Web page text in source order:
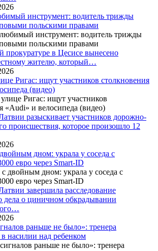
инструмент: водитель трижды
польскими правами
прокуратуре в Цесисе вынесено
жителю, который…
Ригас: ищут участников столкновения
(видео)
разыскивает участников дорожно-
происшествия, которое произошло 12
дном: украла у соседа с
евро через Smart-ID
завершила расследование
дела о циничном обкрадывании
раньше не было»: тренера
насилии над ребенком